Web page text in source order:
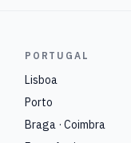
PORTUGAL
Lisboa
Porto
Braga · Coimbra